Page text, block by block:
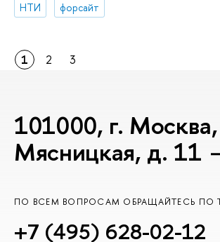
НТИ
форсайт
1 2 3
101000, г.
Мясницкая, д. 11
ПО ВСЕМ ВОПРОСАМ ОБРАЩАЙТЕСЬ ПО
+7 (495) 628-02-12